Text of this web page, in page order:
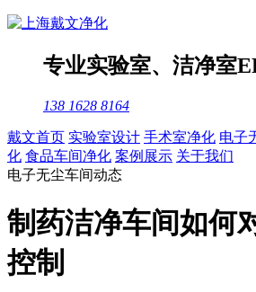
专业实验室、 洁净室
138 1628 8164
戴文首页 实验室设计 手术室净化 电子
化 食品车间净化 案例展示 关于我们
电子无尘车间动态
制药洁净车间如何
控制